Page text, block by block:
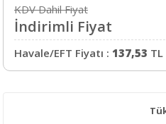
KDV Dahil Fiyat
İndirimli Fiyat
Havale/EFT Fiyatı : 137,53 TL